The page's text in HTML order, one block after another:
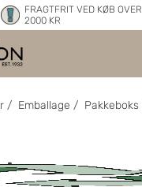
FRAGTFRIT VED KØB OVER
2000 KR
/ Emballage / Pakkeboks
L